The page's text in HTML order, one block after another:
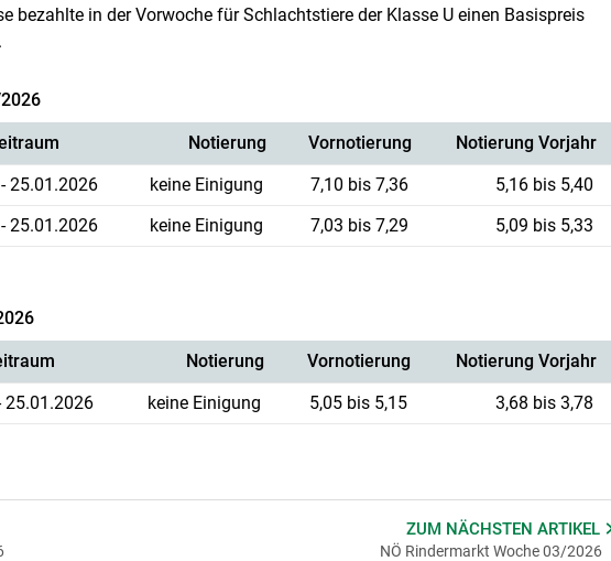
bezahlte in der Vorwoche für Schlachtstiere der Klasse U einen Basispreis
Notierung Vornotierung
Notierung Vorjahr
25.01.2026 keine Einigung 7,10 bis 7,36
5,16 bis 5,40
25.01.2026 keine Einigung 7,03 bis 7,29 5,09 bis 5,33
Notierung Vornotierung
Notierung Vorjahr
25.01.2026 keine Einigung 5,05 bis 5,15 3,68 bis 3,78
ZUM NÄCHSTENARTIKEL
NÖ Rindermarkt Woche 03/2026